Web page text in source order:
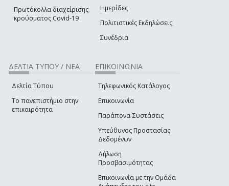
Πρωτόκολλα διαχείρισης
κρούσματος Covid-19
Ημερίδες
Πολιτιστικές Εκδηλώσεις
Συνέδρια
ΔΕΛΤΙΑ ΤΥΠΟΥ / ΝΕΑ
Δελτία Τύπου
Το πανεπιστήμιο στην
επικαιρότητα
ΕΠΙΚΟΙΝΩΝΙΑ
Τηλεφωνικός Κατάλογος
Επικοινωνία
Παράπονα-Συστάσεις
Υπεύθυνος Προστασίας
Δεδομένων
Δήλωση
Προσβασιμότητας
Επικοινωνία με την Ομάδα